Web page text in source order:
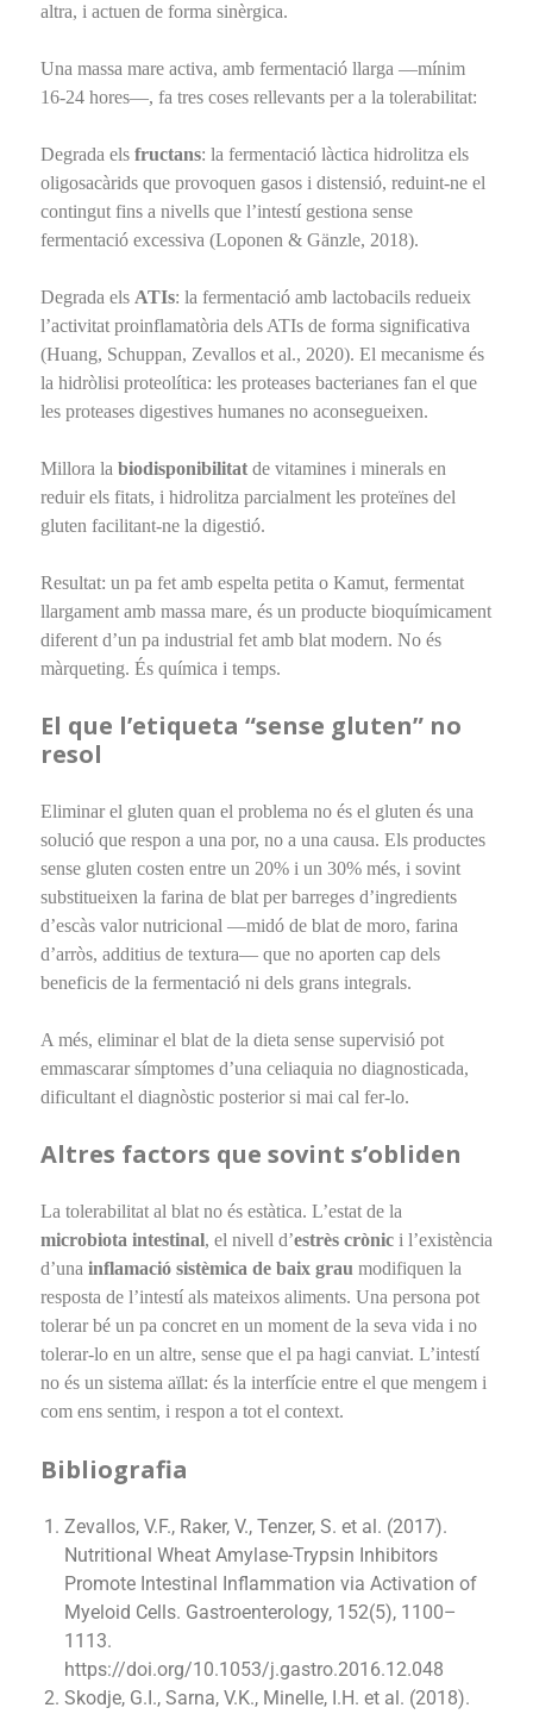
altra, i actuen de forma sinèrgica.
Una massa mare activa, amb fermentació llarga —mínim
16-24 hores—, fa tres coses rellevants per a la tolerabilitat:
Degrada els fructans: la fermentació làctica hidrolitza els
oligosacàrids que provoquen gasos i distensió, reduint-ne el
contingut fins a nivells que l’intestí gestiona sense
fermentació excessiva (Loponen & Gänzle, 2018).
Degrada els ATIs: la fermentació amb lactobacils redueix
l’activitat proinflamatòria dels ATIs de forma significativa
(Huang, Schuppan, Zevallos et al., 2020). El mecanisme és
la hidròlisi proteolítica: les proteases bacterianes fan el que
les proteases digestives humanes no aconsegueixen.
Millora la biodisponibilitat de vitamines i minerals en
reduir els fitats, i hidrolitza parcialment les proteïnes del
gluten facilitant-ne la digestió.
Resultat: un pa fet amb espelta petita o Kamut, fermentat
llargament amb massa mare, és un producte bioquímicament
diferent d’un pa industrial fet amb blat modern. No és
màrqueting. És química i temps.
El que l’etiqueta “sense gluten” no
resol
Eliminar el gluten quan el problema no és el gluten és una
solució que respon a una por, no a una causa. Els productes
sense gluten costen entre un 20% i un 30% més, i sovint
substitueixen la farina de blat per barreges d’ingredients
d’escàs valor nutricional —midó de blat de moro, farina
d’arròs, additius de textura— que no aporten cap dels
beneficis de la fermentació ni dels grans integrals.
A més, eliminar el blat de la dieta sense supervisió pot
emmascarar símptomes d’una celiaquia no diagnosticada,
dificultant el diagnòstic posterior si mai cal fer-lo.
Altres factors que sovint s’obliden
La tolerabilitat al blat no és estàtica. L’estat de la
microbiota intestinal, el nivell d’estrès crònic i l’existència
d’una inflamació sistèmica de baix grau modifiquen la
resposta de l’intestí als mateixos aliments. Una persona pot
tolerar bé un pa concret en un moment de la seva vida i no
tolerar-lo en un altre, sense que el pa hagi canviat. L’intestí
no és un sistema aïllat: és la interfície entre el que mengem i
com ens sentim, i respon a tot el context.
Bibliografia
Zevallos, V.F., Raker, V., Tenzer, S. et al. (2017).
Nutritional Wheat Amylase-Trypsin Inhibitors
Promote Intestinal Inflammation via Activation of
Myeloid Cells. Gastroenterology, 152(5), 1100–
1113.
https://doi.org/10.1053/j.gastro.2016.12.048
Skodje, G.I., Sarna, V.K., Minelle, I.H. et al. (2018).